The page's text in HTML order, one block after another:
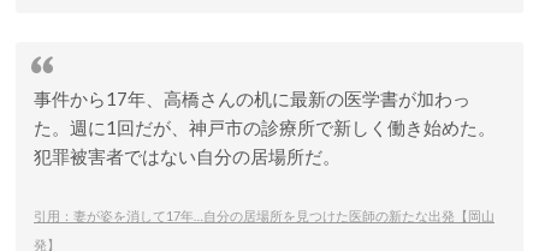
事件から17年、高橋さんの机に最新の医学書が加わっ
た。週に1回だが、神戸市の診療所で新しく働き始めた。
犯罪被害者ではない自分の居場所だ。
引用：妻が姿を消して17年…自分の居場所を見つけた医師の新たな出発【岡山
発】